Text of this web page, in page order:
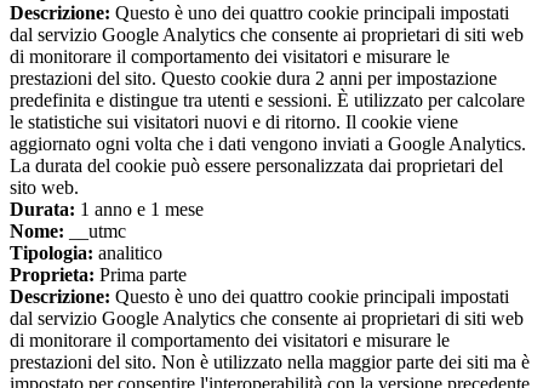
Descrizione: Questo è uno dei quattro cookie principali impostati
dal servizio Google Analytics che consente ai proprietari di siti web
di monitorare il comportamento dei visitatori e misurare le
prestazioni del sito. Questo cookie dura 2 anni per impostazione
predefinita e distingue tra utenti e sessioni. È utilizzato per calcolare
le statistiche sui visitatori nuovi e di ritorno. Il cookie viene
aggiornato ogni volta che i dati vengono inviati a Google Analytics.
La durata del cookie può essere personalizzata dai proprietari del
sito web.
Durata: 1 anno e 1 mese
Nome: __utmc
Tipologia: analitico
Proprieta: Prima parte
Descrizione: Questo è uno dei quattro cookie principali impostati
dal servizio Google Analytics che consente ai proprietari di siti web
di monitorare il comportamento dei visitatori e misurare le
prestazioni del sito. Non è utilizzato nella maggior parte dei siti ma è
impostato per consentire l'interoperabilità con la versione precedente